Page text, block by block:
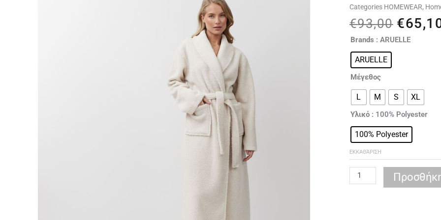
Categories HOMEWEAR,
€93,00
price
was:
€
Brands : ARUELLE
ARUELLE
Μέγεθος
L M S XL
Υλικό : 100% Polyester
100% Polyester
ΕΚΚΑΘΆΡΙΣΗ
ARUELLE
Simone
bathrobe
ποσότητα